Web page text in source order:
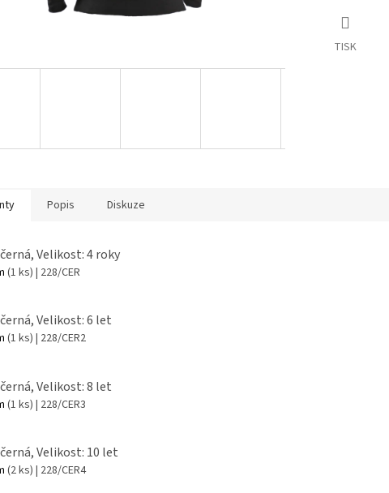
TISK
Popis Diskuze
Velikost: 4 roky
(1 ks) | 228/CER
Velikost: 6 let
(1 ks) | 228/CER2
Velikost: 8 let
(1 ks) | 228/CER3
Velikost: 10 let
(2 ks) | 228/CER4